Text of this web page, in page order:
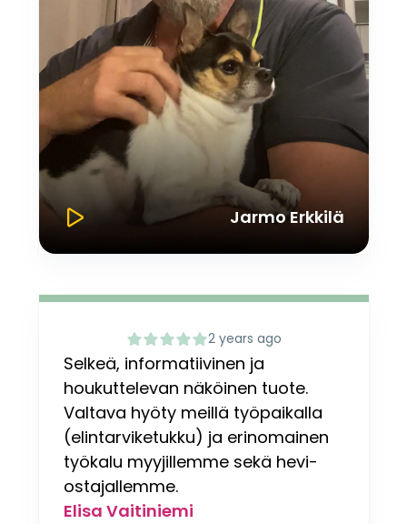
Jarmo Erkkilä
2 years ago
Selkeä, informatiivinen ja
houkuttelevan näköinen tuote.
Valtava hyöty meillä työpaikalla
(elintarviketukku) ja erinomainen
työkalu myyjillemme sekä hevi-
ostajallemme.
Elisa Vaitiniemi